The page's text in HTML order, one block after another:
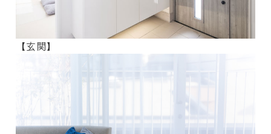
【玄関】